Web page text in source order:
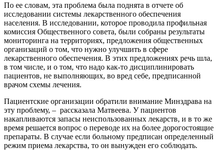
По ее словам, эта проблема была поднята в отчете об
исследовании системы лекарственного обеспечения
населения. В исследовании, которое проводила профильная
комиссия Общественного совета, были собраны результаты
мониторинга на территориях, предложения общественных
организаций о том, что нужно улучшить в сфере
лекарственного обеспечения. В этих предложениях речь шла,
в том числе, и о том, что надо как-то дисциплинировать
пациентов, не выполняющих, во вред себе, предписанной
врачом схемы лечения.
Пациентские организации обратили внимание Минздрава на
эту проблему, – рассказала Матвеева. У пациентов
накапливаются запасы неиспользованных лекарств, и в то же
время решается вопрос о переводе их на более дорогостоящие
препараты. В случае если больному предписан определенный
режим приема лекарства, то он вынужден его соблюдать.